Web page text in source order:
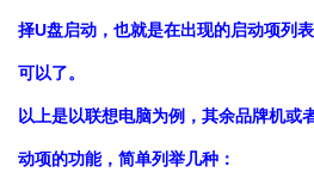
择U盘启动，也就是在出现的启动项列
可以了。
以上是以联想电脑为例，其余品牌机或
动项的功能，简单列举几种：